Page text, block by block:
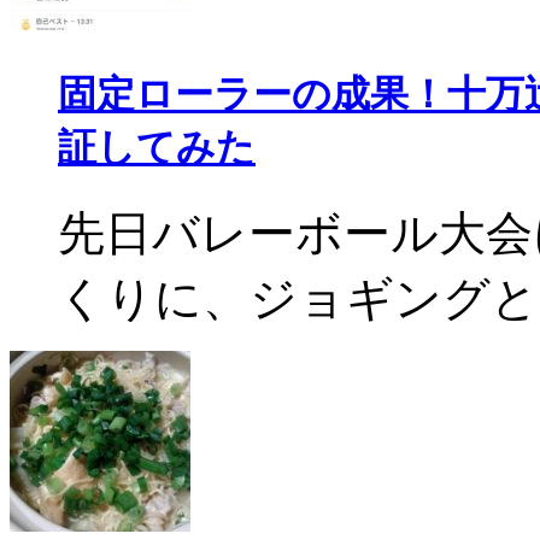
固定ローラーの成果！十
証してみた
先日バレーボール大
くりに、ジョギング